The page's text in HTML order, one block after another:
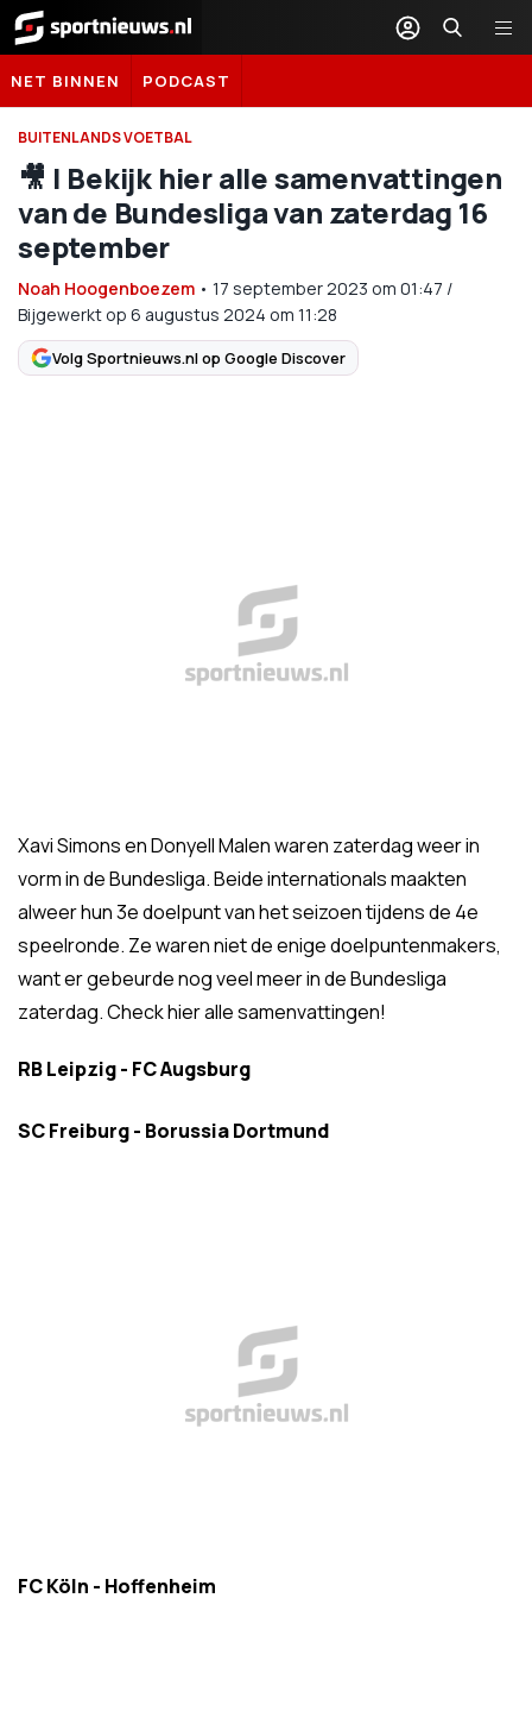
Sportnieuws.nl
NET BINNEN PODCAST
BUITENLANDS VOETBAL
🎥​ | Bekijk hier alle samenvattingen
van de Bundesliga van zaterdag 16
september
Noah Hoogenboezem • 17 september 2023 om 01:47 /
Bijgewerkt op 6 augustus 2024 om 11:28
Volg Sportnieuws.nl op Google Discover
Xavi Simons en Donyell Malen waren zaterdag weer in
vorm in de Bundesliga. Beide internationals maakten
alweer hun 3e doelpunt van het seizoen tijdens de 4e
speelronde. Ze waren niet de enige doelpuntenmakers,
want er gebeurde nog veel meer in de Bundesliga
zaterdag. Check hier alle samenvattingen!
RB Leipzig - FC Augsburg
SC Freiburg - Borussia Dortmund
FC Köln - Hoffenheim